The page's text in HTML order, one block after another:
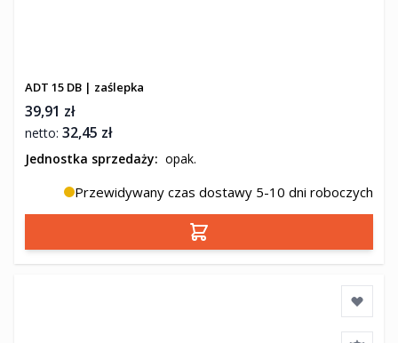
ADT 15 DB | zaślepka
39,91 zł
32,45 zł
Jednostka sprzedaży: opak.
Przewidywany czas dostawy 5-10 dni roboczych
Dodaj do koszyka